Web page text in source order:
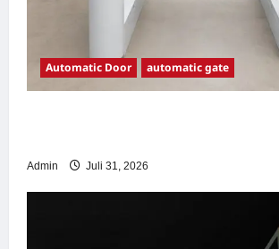
Automatic Door automatic gate
Admin Juli 31, 2026